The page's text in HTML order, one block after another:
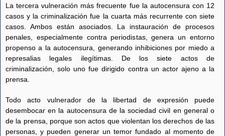
La tercera vulneración más frecuente fue la autocensura con 12
casos y la criminalización fue la cuarta más recurrente con siete
casos. Ambos están asociados. La instauración de procesos
penales, especialmente contra periodistas, genera un entorno
propenso a la autocensura, generando inhibiciones por miedo a
represalias legales ilegítimas. De los siete actos de
criminalización, solo uno fue dirigido contra un actor ajeno a la
prensa.
Todo acto vulnerador de la libertad de expresión puede
desembocar en la autocensura de la sociedad civil en general o
de la prensa, porque son actos que violentan los derechos de las
personas, y pueden generar un temor fundado al momento de